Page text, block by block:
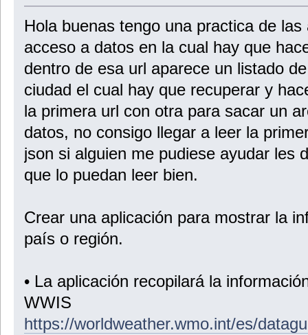
Hola buenas tengo una practica de
acceso a datos en la cual hay que
dentro de esa url aparece un listado
ciudad el cual hay que recuperar y
la primera url con otra para sacar un
datos, no consigo llegar a leer la
json si alguien me pudiese ayudar les
que lo puedan leer bien.
Crear una aplicación para mostrar la
país o región.
• La aplicación recopilará la
WWIS
https://worldweather.wmo.int/es/